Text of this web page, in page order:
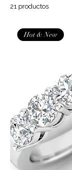
21 productos
Hot & New